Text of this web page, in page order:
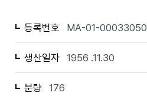
등록번호 MA-01-00033050
생산일자 1956 .11.30
분량 176